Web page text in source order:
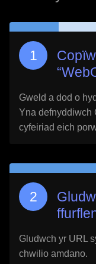
“
Gweld a dod o
Yna defnyddiwch
cyfeiriad eich
Gludwch yr URL
chwilio amdano.